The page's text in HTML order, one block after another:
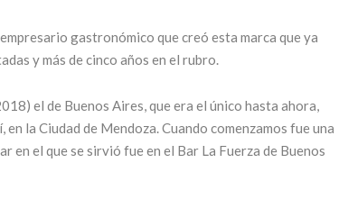
5 junio, 2026
gastronómico que creó esta marca que ya
y más de cinco años en el rubro.
el de Buenos Aires, que era el único hasta ahora,
la Ciudad de Mendoza. Cuando comenzamos fue una
en el que se sirvió fue en el Bar La Fuerza de Buenos